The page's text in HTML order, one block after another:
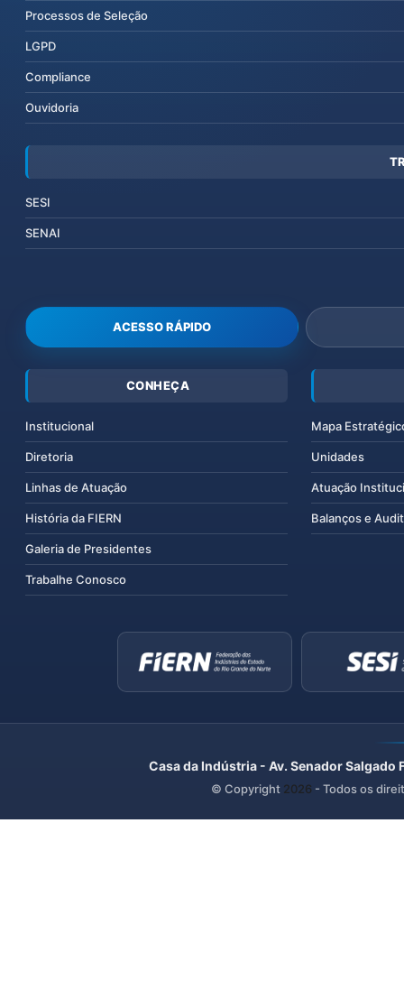
Processos de Seleção
LGPD
Compliance
Ouvidoria
SESI
SENAI
ACESSO RÁPIDO
CONHEÇA
Institucional
Diretoria
Linhas de Atuação
História da FIERN
Galeria de Presidentes
Trabalhe Conosco
Mapa
Unidades
Atuação
Balanços e
Casa da Indústria - Av. Senador
© Copyright 2026 - Todos os